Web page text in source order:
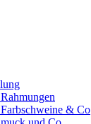
Farbschweine & Co